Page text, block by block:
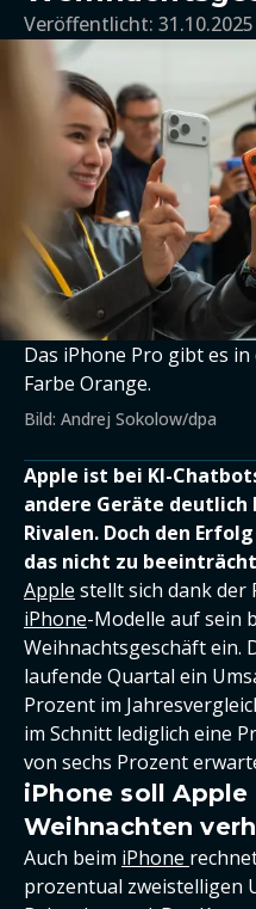
Veröffentlicht:
Das iPhone Pro gibt es
Farbe Orange.
Bild: Andrej Sokolow/dpa
Apple ist bei KI-
andere Geräte deutlich
Rivalen. Doch den
das nicht zu
Apple stellt sich dank
iPhone-Modelle auf sein
Weihnachtsgeschäft ein.
laufende Quartal ein
Prozent im
im Schnitt lediglich eine
von sechs Prozent
iPhone soll Apple
Weihnachten
Auch beim iPhone
prozentual zweistelligen